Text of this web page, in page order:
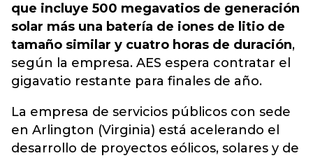
que incluye 500 megavatios de generación
solar más una batería de iones de litio de
tamaño similar y cuatro horas de duración,
según la empresa. AES espera contratar el
gigavatio restante para finales de año.
La empresa de servicios públicos con sede
en Arlington (Virginia) está acelerando el
desarrollo de proyectos eólicos, solares y de